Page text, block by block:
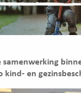
samenwerking
kind- en